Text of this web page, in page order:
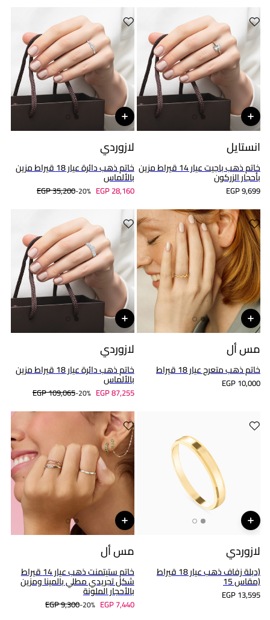
انستايل
خاتم ذهب باجيت عيار 14 قيراط مزين
بأحجار الزركون
EGP 9,699
لازوردي
خاتم ذهب دائرة عيار 18 قيراط مزين
بالألماس
EGP 35,200 20%- EGP 28,160
مس أل
خاتم ذهب متعرج عيار 18 قيراط
EGP 10,000
لازوردي
خاتم ذهب دائرة عيار 18 قيراط مزين
بالألماس
EGP 109,065 20%- EGP 87,255
لازوردي
(دبلة زفاف ذهب عيار 18 قيراط
(مقاس 15
EGP 13,595
مس أل
خاتم ستيتمنت ذهب عيار 14 قيراط
شكل تجريدي مطلي بالمينا ومزين
بالأحجار الملونة
EGP 9,300 20%- EGP 7,440